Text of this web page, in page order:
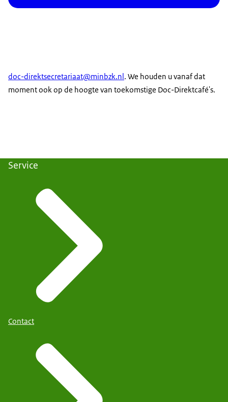
doc-direktsecretariaat@minbzk.nl. We houden u vanaf dat
moment ook op de hoogte van toekomstige Doc-Direktcafé's.
Service
Contact